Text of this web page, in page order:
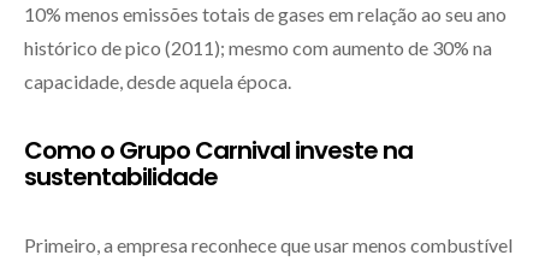
10% menos emissões totais de gases em relação ao seu ano
histórico de pico (2011); mesmo com aumento de 30% na
capacidade, desde aquela época.
Como o Grupo Carnival investe na
sustentabilidade
Primeiro, a empresa reconhece que usar menos combustível